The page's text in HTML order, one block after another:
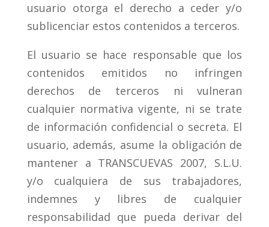
usuario otorga el derecho a ceder y/o
sublicenciar estos contenidos a terceros.
El usuario se hace responsable que los
contenidos emitidos no infringen
derechos de terceros ni vulneran
cualquier normativa vigente, ni se trate
de información confidencial o secreta. El
usuario, además, asume la obligación de
mantener a TRANSCUEVAS 2007, S.L.U.
y/o cualquiera de sus trabajadores,
indemnes y libres de cualquier
responsabilidad que pueda derivar del